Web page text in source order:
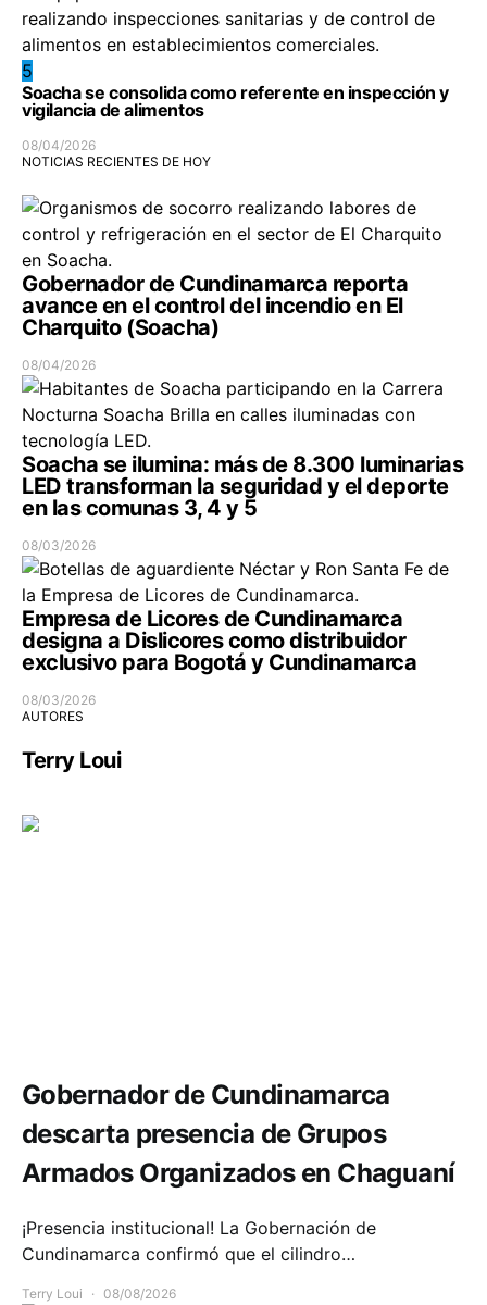
5
Soacha se consolida como referente en inspección y
vigilancia de alimentos
08/04/2026
NOTICIAS RECIENTES DE HOY
Gobernador de Cundinamarca reporta
avance en el control del incendio en El
Charquito (Soacha)
08/04/2026
Soacha se ilumina: más de 8.300 luminarias
LED transforman la seguridad y el deporte
en las comunas 3, 4 y 5
08/03/2026
Empresa de Licores de Cundinamarca
designa a Dislicores como distribuidor
exclusivo para Bogotá y Cundinamarca
08/03/2026
AUTORES
Terry Loui
Gobernador de Cundinamarca
descarta presencia de Grupos
Armados Organizados en Chaguaní
¡Presencia institucional! La Gobernación de
Cundinamarca confirmó que el cilindro…
Terry Loui 08/08/2026